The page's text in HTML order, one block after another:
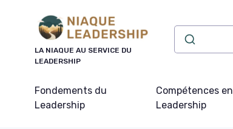
LA NIAQUE AU SERVICE DU
LEADERSHIP
Fondements du
Leadership
Compétences en
Leadership